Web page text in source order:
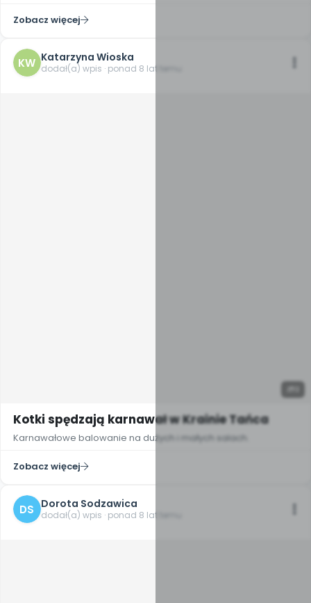
Zobacz więcej
KW Katarzyna Wioska
dodał(a) wpis · ponad 8 lat temu
Kotki spędzają karnawał w Krainie Tańca
Karnawałowe balowanie na dużych i małych salach.
Zobacz więcej
DS Dorota Sodzawica
dodał(a) wpis · ponad 8 lat temu